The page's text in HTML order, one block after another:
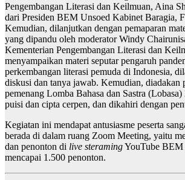
Pengembangan Literasi dan Keilmuan, Aina
dari Presiden BEM Unsoed Kabinet Baragia,
Kemudian, dilanjutkan dengan pemaparan
yang dipandu oleh moderator Windy
Kementerian Pengembangan Literasi dan
menyampaikan materi seputar pengaruh
perkembangan literasi pemuda di Indonesia,
diskusi dan tanya jawab. Kemudian, diadakan
pemenang Lomba Bahasa dan Sastra
puisi dan cipta cerpen, dan dikahiri dengan
Kegiatan ini mendapat antusiasme peserta
berada di dalam ruang Zoom Meeting, yaitu
dan penonton di live steramingYouTube BEM
mencapai 1.500 penonton.